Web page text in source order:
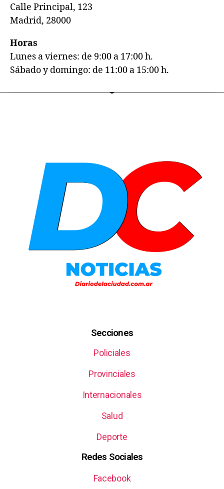
Calle Principal, 123
Madrid, 28000
Horas
Lunes a viernes: de 9:00 a 17:00 h.
Sábado y domingo: de 11:00 a 15:00 h.
Secciones
Policiales
Provinciales
Internacionales
Salud
Deporte
Redes Sociales
Facebook